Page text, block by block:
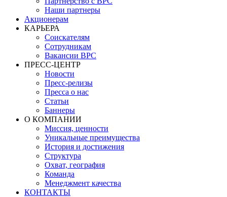
Наши партнеры
Акционерам
КАРЬЕРА
Соискателям
Сотрудникам
Вакансии BPC
ПРЕСС-ЦЕНТР
Новости
Пресс-релизы
Пресса о нас
Статьи
Баннеры
О КОМПАНИИ
Миссия, ценности
Уникальные преимущества
История и достижения
Структура
Охват, география
Команда
Менеджмент качества
КОНТАКТЫ